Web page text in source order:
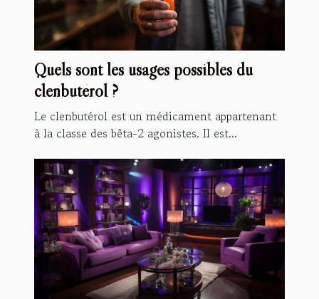
Quels sont les usages possibles du
clenbutérol ?
Le clenbutérol est un médicament appartenant
à la classe des bêta-2 agonistes. Il est...